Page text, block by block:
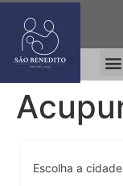
Escolha a cidade